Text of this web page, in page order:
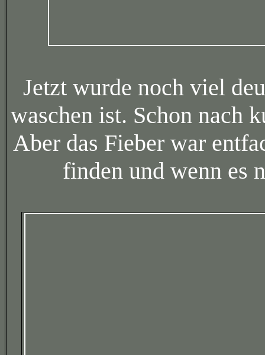
Jetzt wurde noch viel
waschen ist. Schon nach
Aber das Fieber war
finden und wenn es